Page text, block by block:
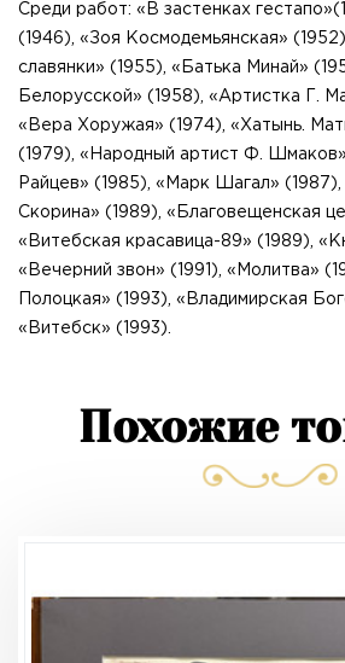
Среди работ: «В застенках
(1946), «Зоя Космодемьянская»
славянки» (1955), «Батька Минай»
Белорусской» (1958), «Артистка Г.
«Вера Хоружая» (1974), «Хатынь.
(1979), «Народный артист Ф. Шмаков»
Райцев» (1985), «Марк Шагал»
Скорина» (1989), «Благовещенская
«Витебская красавица-89» (1989),
«Вечерний звон» (1991), «Молитва»
Полоцкая» (1993), «Владимирская
«Витебск» (1993).
Похожие